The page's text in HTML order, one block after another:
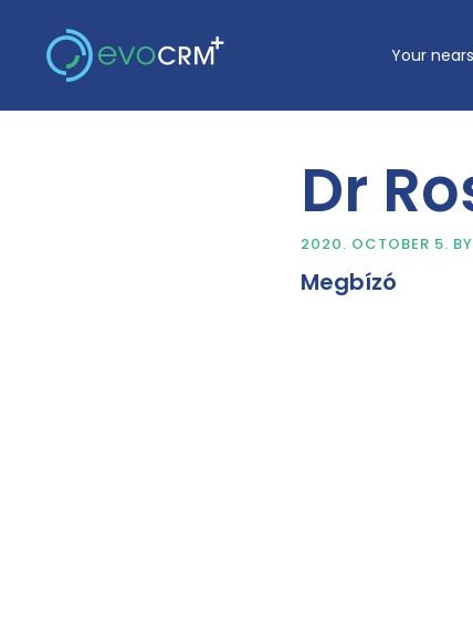
content
Your
Dr
2020. OCTOBER 5. BY
Megbízó